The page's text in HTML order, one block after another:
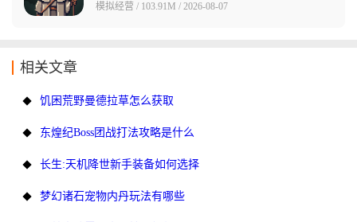
模拟经营 / 103.91M / 2026-08-07
相关文章
饥困荒野曼德拉草怎么获取
东煌纪Boss团战打法攻略是什么
长生:天机降世新手装备如何选择
梦幻诸石宠物内丹玩法有哪些